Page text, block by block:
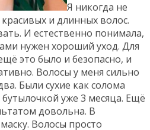
Я никогда не
и длинных волос.
И естественно понимала,
нужен хороший уход. Для
это было и безопасно, и
Волосы у меня сильно
Были сухие как солома
уже 3 месяца. Ещё
довольна. В
Волосы просто